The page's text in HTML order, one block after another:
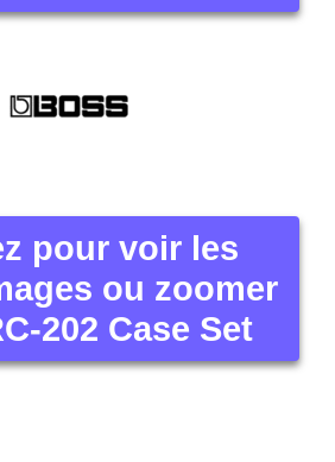
pour voir les
ou zoomer
202 Case Set